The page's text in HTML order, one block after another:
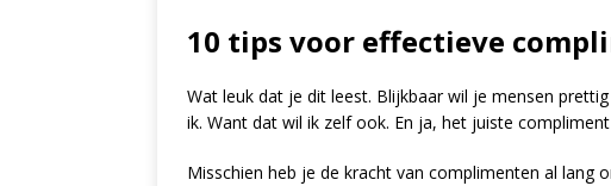
10 tips voor effectieve
Wat leuk dat je dit leest. Blijkbaar wil je mensen
ik. Want dat wil ik zelf ook. En ja, het juiste
Misschien heb je de kracht van complimenten al lang